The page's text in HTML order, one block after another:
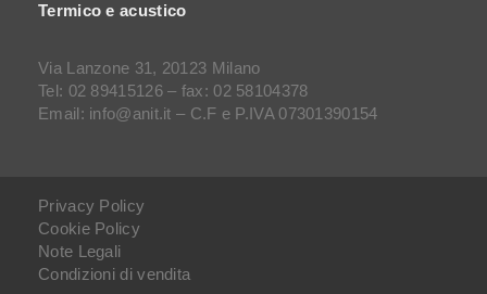
Termico e acustico
Via Lanzone 31, 20123 Milano
Tel: 02 89415126 – fax: 02 58104378
Email: info@anit.it – C.F e P.IVA 07301390154
Privacy Policy
Cookie Policy
Note Legali
Condizioni di vendita